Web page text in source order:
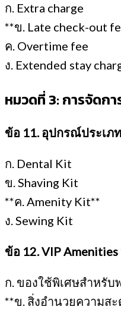
ก. Extra charge
**ข. Late check-out
ค. Overtime fee
ง. Extended stay
หมวดที่ 3: การจัดก
ข้อ 11. อุปกรณ์ประเภ
ก. Dental Kit
ข. Shaving Kit
**ค. Amenity Kit**
ง. Sewing Kit
ข้อ 12. VIP
ก. ของใช้พิเศษสำหรับ
**ข. สิ่งอำนวยความส